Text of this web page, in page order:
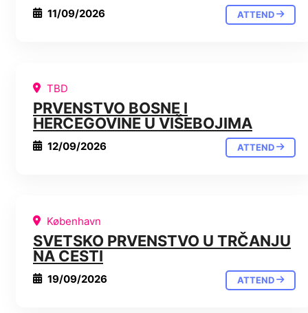
11/09/2026 ATTEND
TBD
PRVENSTVO BOSNE I
HERCEGOVINE U VIŠEBOJIMA
12/09/2026 ATTEND
København
SVETSKO PRVENSTVO U TRČANJU
NA CESTI
19/09/2026 ATTEND